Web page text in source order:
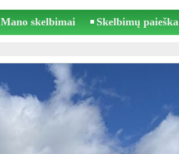
Mano skelbimai Skelbimų paieška